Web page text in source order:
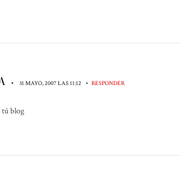
• 31 MAYO, 2007 LAS 11:12 • RESPONDER
tú blog